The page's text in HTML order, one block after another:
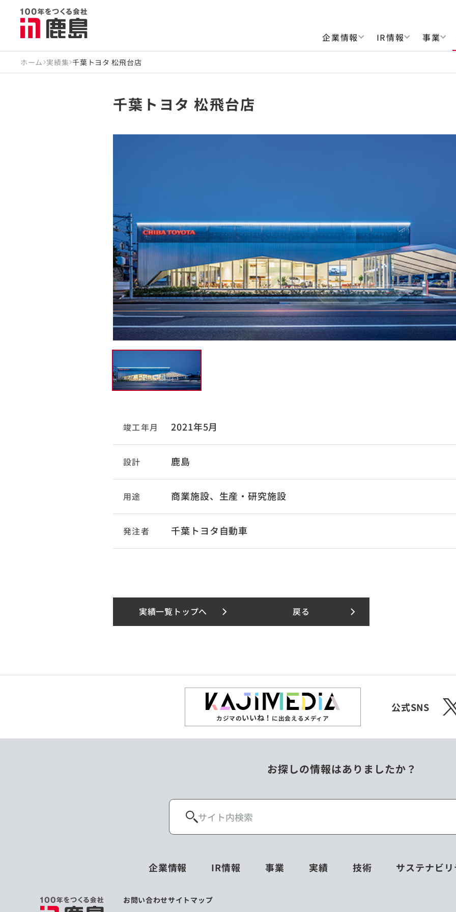
企業情報 IR情報 事業
ホーム 実績集 千葉トヨタ 松飛台店
千葉トヨタ 松飛台店
竣工年月 2021年5月
設計 鹿島
用途 商業施設、生産・研究施設
発注者 千葉トヨタ自動車
実績一覧トップへ 戻る
カジマのいいね！ に出会えるメディア
公式SNS X
お探しの情報はありましたか？
企業情報 IR情報 事業 実績 技術 サステナビリ
お問い合わせサイトマップ